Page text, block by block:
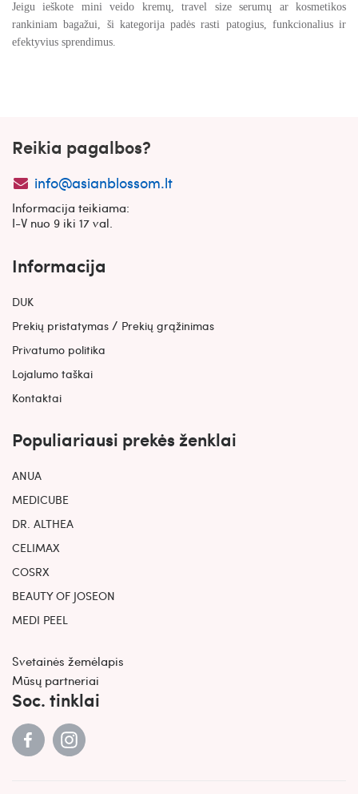
Jeigu ieškote mini veido kremų, travel size serumų ar kosmetikos
rankiniam bagažui, ši kategorija padės rasti patogius, funkcionalius ir
efektyvius sprendimus.
Reikia pagalbos?
info@asianblossom.lt
Informacija teikiama:
I-V nuo 9 iki 17 val.
Informacija
DUK
Prekių pristatymas / Prekių grąžinimas
Privatumo politika
Lojalumo taškai
Kontaktai
Populiariausi prekės ženklai
ANUA
MEDICUBE
DR. ALTHEA
CELIMAX
COSRX
BEAUTY OF JOSEON
MEDI PEEL
Svetainės žemėlapis
Mūsų partneriai
Soc. tinklai